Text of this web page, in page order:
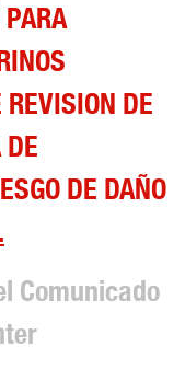
PARA
REVISION DE
DE DAÑO
Comunicado